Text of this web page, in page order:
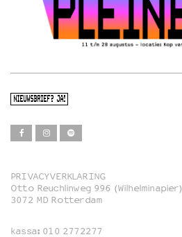
NIEUWSBRIEF? JA!
Film
PRIVACYVERKLARING
Otto Reuchlinweg 996 (Wilhelminapier)
3072 MD Rotterdam
kassa: 010 2772277